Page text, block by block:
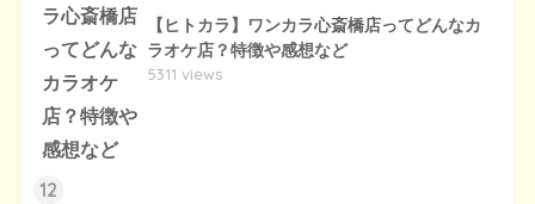
【ヒトカラ】ワンカラ心斎橋店ってどんなカ
ラオケ店？特徴や感想など
5311 views
12